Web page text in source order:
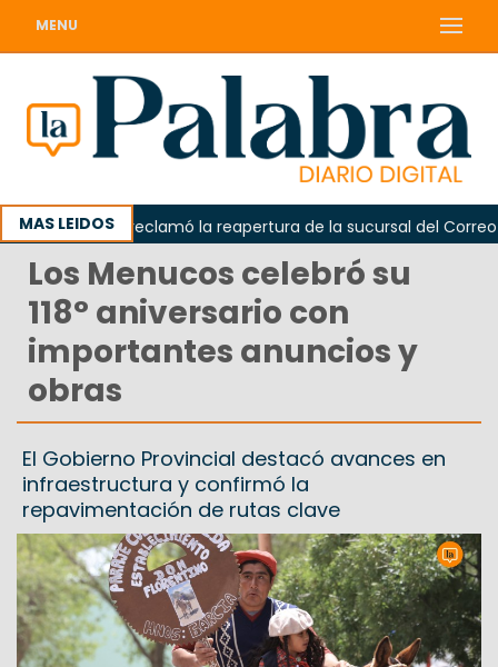
MENU
MAS LEIDOS
Odarda reclamó la reapertura de la sucursal del Correo
Los Menucos celebró su
118° aniversario con
importantes anuncios y
obras
El Gobierno Provincial destacó avances en
infraestructura y confirmó la
repavimentación de rutas clave